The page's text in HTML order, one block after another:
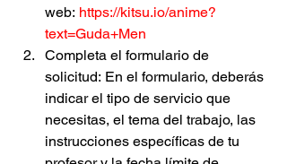
web: https://kitsu.io/anime?
text=Guda+Men
Completa el formulario de
solicitud: En el formulario, deberás
indicar el tipo de servicio que
necesitas, el tema del trabajo, las
instrucciones específicas de tu